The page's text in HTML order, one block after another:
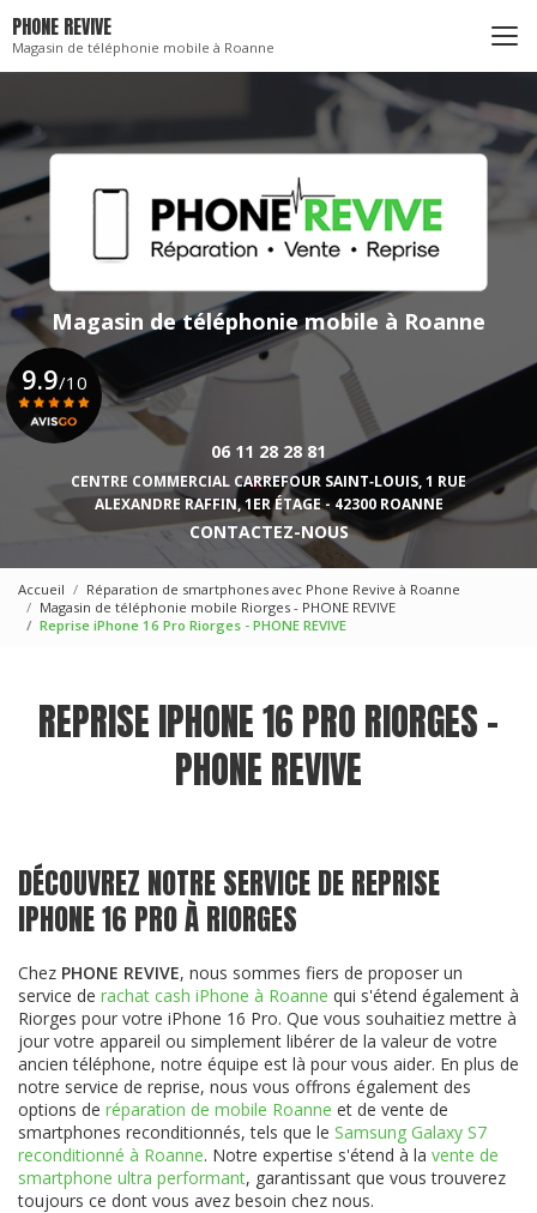
au
contenu
principal
PHONE REVIVE
Magasin de téléphonie mobile à Roanne
Magasin de téléphonie mobile à Roanne
06 11 28 28 81
CENTRE COMMERCIAL CARREFOUR SAINT‑LOUIS, 1 RUE
ALEXANDRE RAFFIN, 1ER ÉTAGE - 42300 ROANNE
CONTACTEZ-NOUS
9.9/10
Accueil
Réparation de smartphones avec Phone Revive à Roanne
Magasin de téléphonie mobile Riorges - PHONE REVIVE
Reprise iPhone 16 Pro Riorges - PHONE REVIVE
REPRISE IPHONE 16 PRO RIORGES -
PHONE REVIVE
DÉCOUVREZ NOTRE SERVICE DE REPRISE
IPHONE 16 PRO À RIORGES
Chez PHONE REVIVE, nous sommes fiers de proposer un
service de rachat cash iPhone à Roanne qui s'étend également à
Riorges pour votre iPhone 16 Pro. Que vous souhaitiez mettre à
jour votre appareil ou simplement libérer de la valeur de votre
ancien téléphone, notre équipe est là pour vous aider. En plus de
notre service de reprise, nous vous offrons également des
options de réparation de mobile Roanne et de vente de
smartphones reconditionnés, tels que le Samsung Galaxy S7
reconditionné à Roanne. Notre expertise s'étend à la vente de
smartphone ultra performant, garantissant que vous trouverez
toujours ce dont vous avez besoin chez nous.